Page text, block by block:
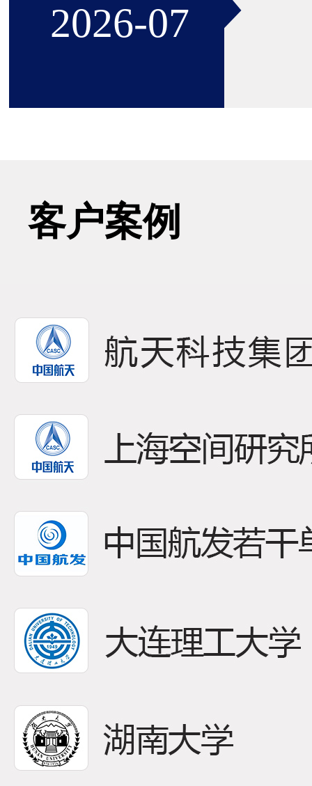
2026-07
22
08
2026-06
本发
22
2026-04
低
客户案例